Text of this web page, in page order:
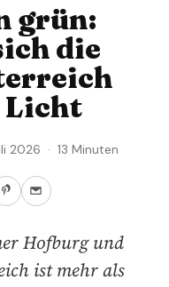
grün:
die
Licht
2026 · 13 Minuten
Hofburg und
ist mehr als